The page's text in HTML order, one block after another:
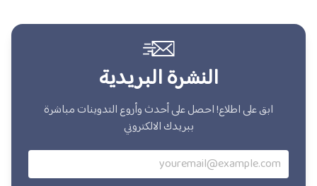
النشرة البريدية
ابق على اطلاع! احصل على أحدث وأروع التدوينات مباشرة
ببريدك الالكتروني